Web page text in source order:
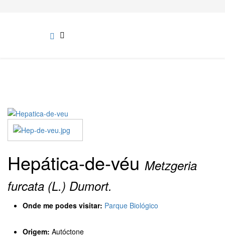
Hepática-de-véu Metzgeria
furcata (L.) Dumort.
Onde me podes visitar: Parque Biológico
Origem: Autóctone